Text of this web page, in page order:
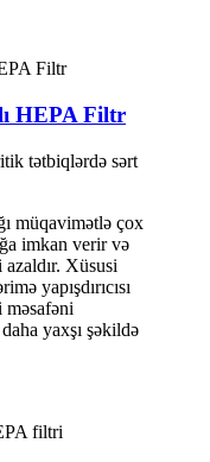
HEPA Filtr
tətbiqlərdə sərt
müqavimətlə çox
imkan verir və
Xüsusi
yapışdırıcısı
məsafəni
daha yaxşı şəkildə